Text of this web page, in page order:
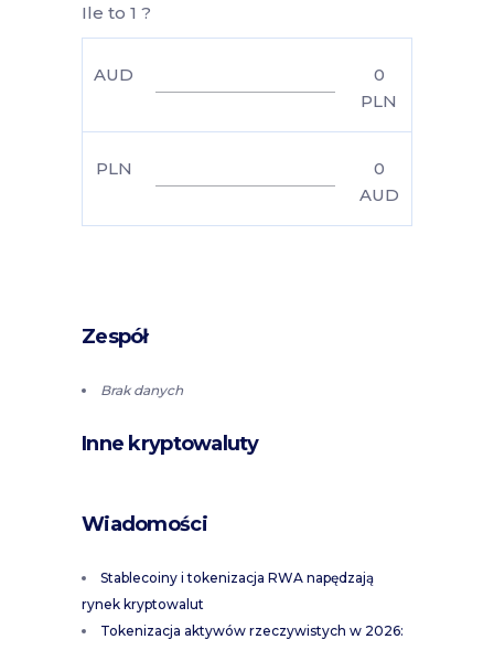
Ile to 1 ?
AUD
0
PLN
PLN
0
AUD
Zespół
Brak danych
Inne kryptowaluty
Wiadomości
Stablecoiny i tokenizacja RWA napędzają
rynek kryptowalut
Tokenizacja aktywów rzeczywistych w 2026: